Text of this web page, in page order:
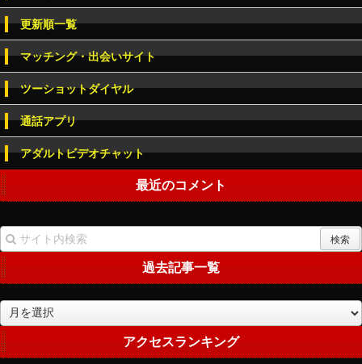
更新順一覧
マッチング・出会いサイト
ツーショットダイヤル
通話アプリ
アダルトビデオチャット
最近のコメント
過去記事一覧
過
去
記
事
アクセスランキング